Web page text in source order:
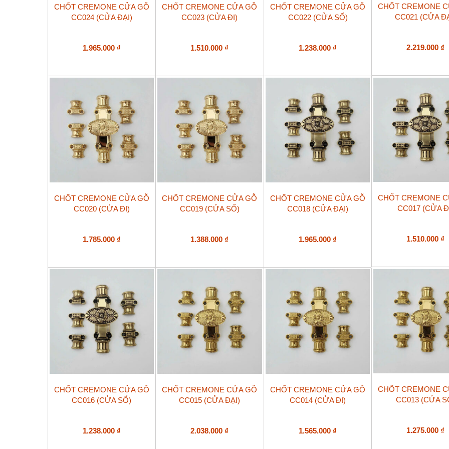
CHỐT CREMONE CỬA GỖ
CC024 (CỬA ĐẠI)
1.965.000 ₫
CHỐT CREMONE CỬA GỖ
CC023 (CỬA ĐI)
1.510.000 ₫
CHỐT CREMONE CỬA GỖ
CC022 (CỬA SỔ)
1.238.000 ₫
CHỐT CREMONE
CC021 (CỬA
2.219.000 ₫
CHỐT CREMONE CỬA GỖ
CC020 (CỬA ĐI)
1.785.000 ₫
CHỐT CREMONE CỬA GỖ
CC019 (CỬA SỔ)
1.388.000 ₫
CHỐT CREMONE CỬA GỖ
CC018 (CỬA ĐẠI)
1.965.000 ₫
CHỐT CREMONE
CC017 (CỬA
1.510.000 ₫
CHỐT CREMONE CỬA GỖ
CC016 (CỬA SỔ)
1.238.000 ₫
CHỐT CREMONE CỬA GỖ
CC015 (CỬA ĐẠI)
2.038.000 ₫
CHỐT CREMONE CỬA GỖ
CC014 (CỬA ĐI)
1.565.000 ₫
CHỐT CREMONE
CC013 (CỬA
1.275.000 ₫